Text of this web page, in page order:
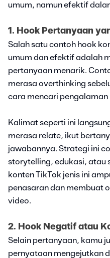
umum, namun efektif
1. Hook Pertanyaan
Salah satu contoh hook
umum dan efektif adalah
pertanyaan menarik.
merasa overthinking
cara mencari pengalaman
Kalimat seperti ini
merasa relate, ikut
jawabannya. Strategi ini
storytelling, edukasi, atau
konten TikTok jenis ini
penasaran dan membuat
video.
2. Hook Negatif atau
Selain pertanyaan, kamu
pernyataan mengejutkan